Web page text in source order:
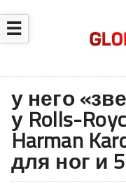
☰
у него
у Rolls-
Harman
для ног и